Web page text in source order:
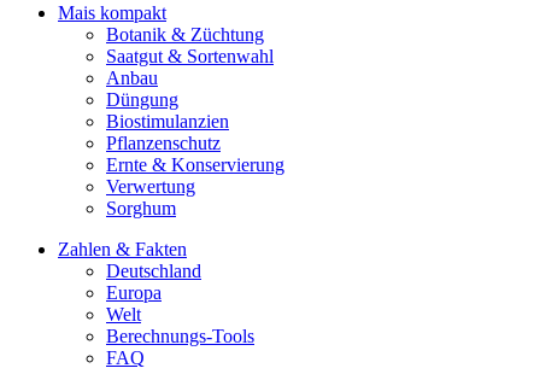
Mais kompakt
Botanik & Züchtung
Saatgut & Sortenwahl
Anbau
Düngung
Biostimulanzien
Pflanzenschutz
Ernte & Konservierung
Verwertung
Sorghum
Zahlen & Fakten
Deutschland
Europa
Welt
Berechnungs-Tools
FAQ